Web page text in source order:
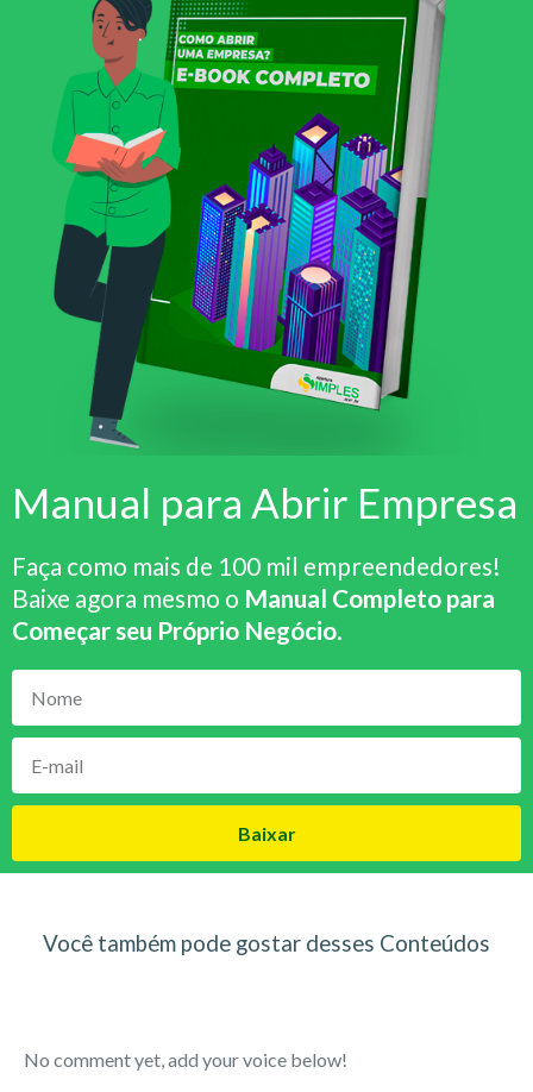
Manual para Abrir Empresa
Faça como mais de 100 mil empreendedores!
Baixe agora mesmo o Manual Completo para
Começar seu Próprio Negócio.
Baixar
Você também pode gostar desses Conteúdos
No comment yet, add your voice below!